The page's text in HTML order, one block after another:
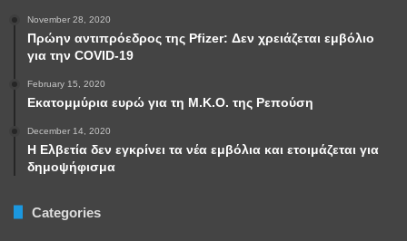
November 28, 2020
Πρώην αντιπρόεδρος της Pfizer: Δεν χρειάζεται εμβόλιο
για την COVID-19
February 15, 2020
Εκατομμύρια ευρώ για τη Μ.Κ.Ο. της Ρεπούση
December 14, 2020
Η Ελβετία δεν εγκρίνει τα νέα εμβόλια και ετοιμάζεται για
δημοψήφισμα
Categories